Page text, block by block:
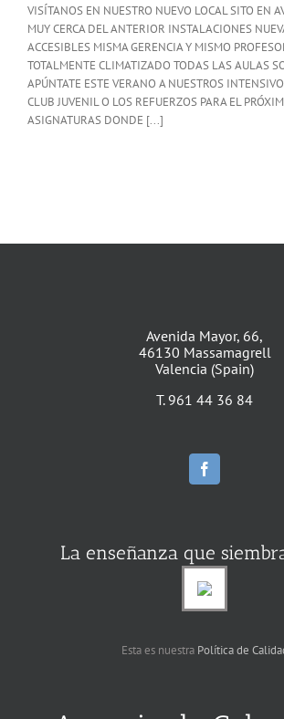
VISÍTANOS EN NUESTRO NUEVO LOCAL SITO EN
MUY CERCA DEL ANTERIOR INSTALACIONES
ACCESIBLES MISMA GERENCIA Y MISMO
TOTALMENTE CLIMATIZADO TODAS LAS AULAS
APÚNTATE ESTE VERANO A NUESTROS
CLUB JUVENIL O LOS REFUERZOS PARA EL
ASIGNATURAS DONDE [...]
Avenida Mayor, 66,
46130 Massamagrell
Valencia (Spain)
T. 961 44 36 84
La enseñanza que
Esta es nuestra Política de